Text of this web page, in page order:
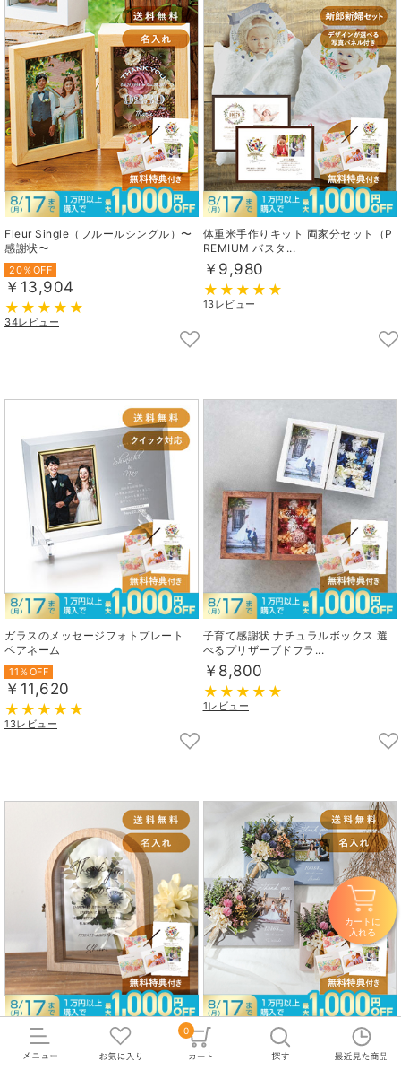
0
カートに
入れる
Fleur Single（フルールシングル）〜
感謝状〜
20％OFF
￥13,904
34レビュー
体重米手作りキット 両家分セット（P
REMIUM バスタ...
￥9,980
13レビュー
ガラスのメッセージフォトプレート
ペアネーム
11％OFF
￥11,620
13レビュー
子育て感謝状 ナチュラルボックス 選
べるプリザーブドフラ...
￥8,800
1レビュー
子育て感謝状 アーチ アネモネブーケ
フォトサンクスブーケ
20％OFF